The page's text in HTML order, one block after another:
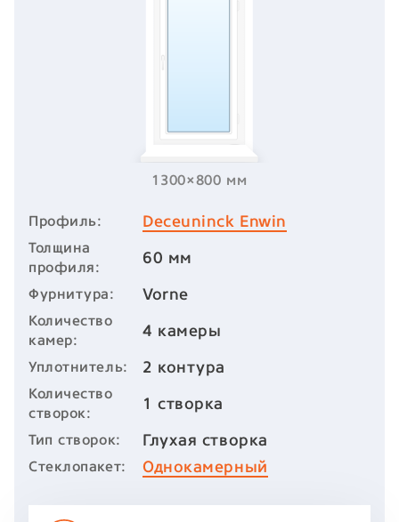
1300×800 мм
Профиль: Deceuninck Enwin
Толщина
профиля:
60 мм
Фурнитура: Vorne
Количество
камер:
4 камеры
Уплотнитель: 2 контура
Количество
створок:
1 створка
Тип створок: Глухая створка
Стеклопакет: Однокамерный